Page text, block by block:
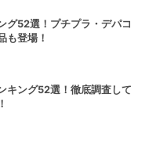
グ52選！プチプラ・デパコ
も登場！
キング52選！徹底調査して